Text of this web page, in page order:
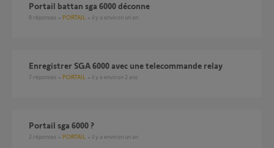
Portail battan sga 6000 déconne
8 réponses PORTAIL il y a environ un an
Enregistrer SGA 6000 avec une telecommande relay
7 réponses PORTAIL il y a environ 2 ans
Portail sga 6000 ?
2 réponses PORTAIL il y a environ un an